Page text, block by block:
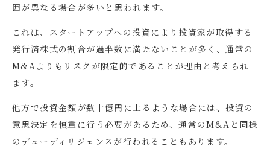
囲が異なる場合が多いと思われます。
これは、スタートアップへの投資により投資家が取得する
発行済株式の割合が過半数に満たないことが多く、通常の
M&A よりもリスクが限定的であることが理由と考えられ
ます。
他方で投資金額が数十億円に上るような場合には、投資の
意思決定を慎重に行う必要があるため、通常のM&A と同様
のデューディリジェンスが行われることもあります。